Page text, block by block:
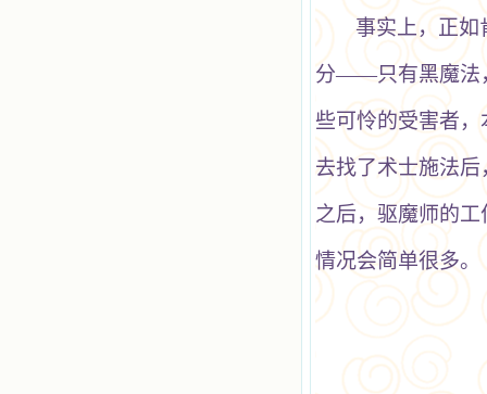
事实上，正如
分——只有黑魔法
些可怜的受害者
去找了术士施法
之后，驱魔师的
情况会简单很多。